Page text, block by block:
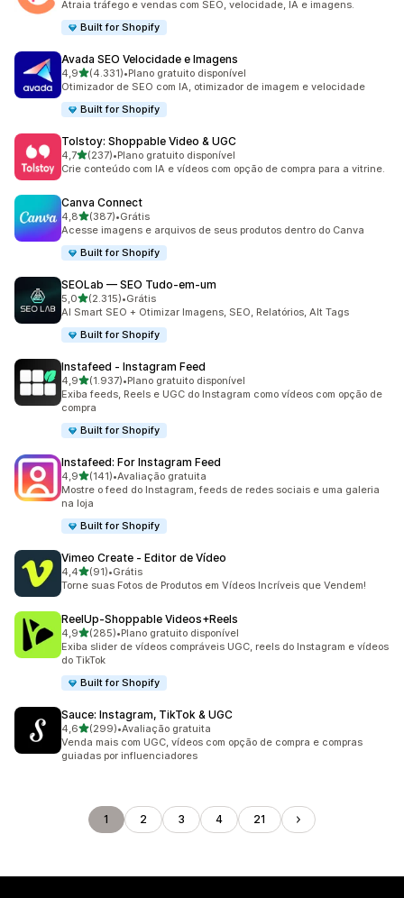
Atraia tráfego e vendas com SEO, velocidade, IA e imagens.
Built for Shopify
Avada SEO Velocidade e Imagens
4,9de 5 estrelas
(4.331)
4331 avaliações ao todo
•Plano gratuito disponível
Otimizador de SEO com IA, otimizador de imagem e velocidade
Built for Shopify
Tolstoy: Shoppable Video & UGC
4,7de 5 estrelas
(237)
237 avaliações ao todo
•Plano gratuito disponível
Crie conteúdo com IA e vídeos com opção de compra para a vitrine.
Canva Connect
4,8de 5 estrelas
(387)
387 avaliações ao todo
•Grátis
Acesse imagens e arquivos de seus produtos dentro do Canva
Built for Shopify
SEOLab — SEO Tudo‑em‑um
5,0de 5 estrelas
(2.315)
2315 avaliações ao todo
•Grátis
AI Smart SEO + Otimizar Imagens, SEO, Relatórios, Alt Tags
Built for Shopify
Instafeed ‑ Instagram Feed
4,9de 5 estrelas
(1.937)
1937 avaliações ao todo
•Plano gratuito disponível
Exiba feeds, Reels e UGC do Instagram como vídeos com opção de
compra
Built for Shopify
Instafeed: For Instagram Feed
4,9de 5 estrelas
(141)
141 avaliações ao todo
•Avaliação gratuita
Mostre o feed do Instagram, feeds de redes sociais e uma galeria
na loja
Built for Shopify
Vimeo Create ‑ Editor de Vídeo
4,4de 5 estrelas
(91)
91 avaliações ao todo
•Grátis
Torne suas Fotos de Produtos em Vídeos Incríveis que Vendem!
ReelUp‑Shoppable Videos+Reels
4,9de 5 estrelas
(285)
285 avaliações ao todo
•Plano gratuito disponível
Exiba slider de vídeos compráveis UGC, reels do Instagram e vídeos
do TikTok
Built for Shopify
Sauce: Instagram, TikTok & UGC
4,6de 5 estrelas
(299)
299 avaliações ao todo
•Avaliação gratuita
Venda mais com UGC, vídeos com opção de compra e compras
guiadas por influenciadores
1 2 3 4 21